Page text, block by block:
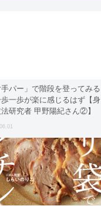
手パー」で階段を登ってみる
歩一歩が楽に感じるはず【身
研究者 甲野陽紀さん②】